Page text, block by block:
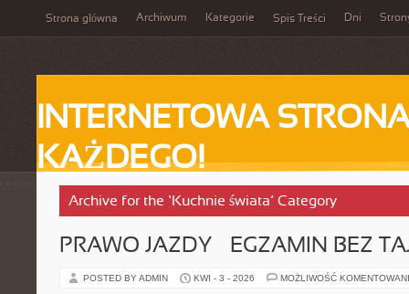
Strona główna Archiwum Kategorie Spis Treści Dni
INTERNETOWA
KAŻDEGO!
Archive for the ‘Kuchnie świata’ Category
PRAWO JAZDY – EGZAMIN BEZ
POSTED BY ADMIN KWI - 3 - 2026 MOŻLIWOŚĆ